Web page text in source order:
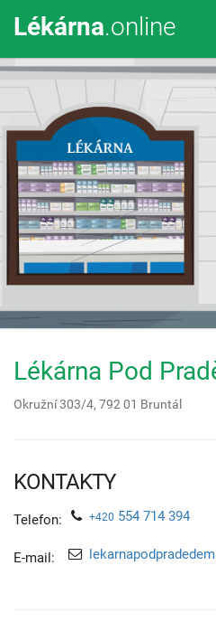
Lékárna.online
Lékárna Pod
Okružní 303/4, 792 01 Bruntál
KONTAKTY
Telefon: +420 554 714 394
E-mail: